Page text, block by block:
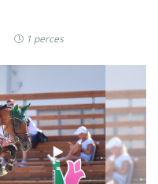
1 perces